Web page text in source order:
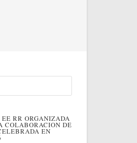
RR ORGANIZADA
COLABORACION DE
EN